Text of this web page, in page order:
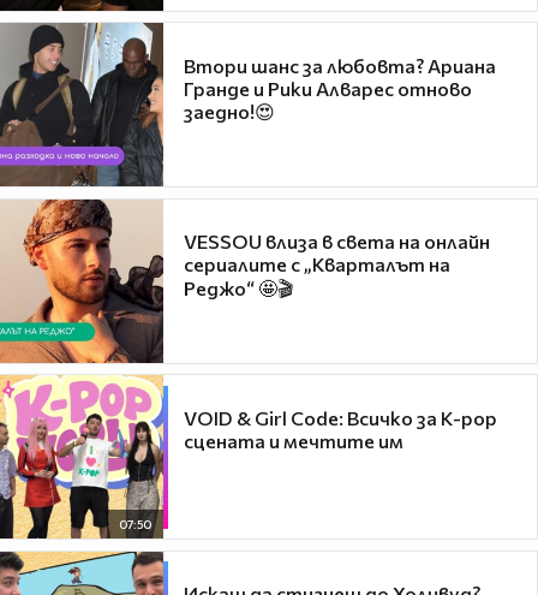
Втори шанс за любовта? Ариана
Гранде и Рики Алварес отново
заедно!😍
VESSOU влиза в света на онлайн
сериалите с „Кварталът на
Реджо“ 🤩🎬
07:50
VOID & Girl Code: Всичко за K-pop
сцената и мечтите им